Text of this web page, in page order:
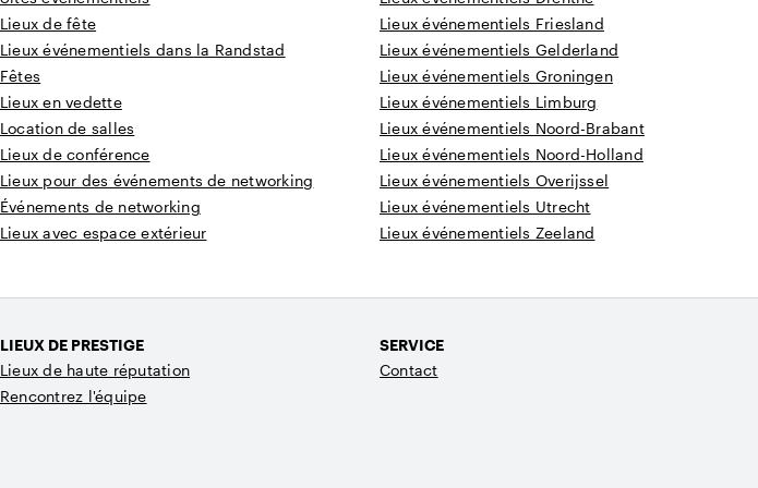
Lieux de fête
Lieux événementiels dans la Randstad
Fêtes
Lieux en vedette
Location de salles
Lieux de conférence
Lieux pour des événements de networking
Événements de networking
Lieux avec espace extérieur
Lieux événementiels Friesland
Lieux événementiels Gelderland
Lieux événementiels Groningen
Lieux événementiels Limburg
Lieux événementiels Noord-Brabant
Lieux événementiels Noord-Holland
Lieux événementiels Overijssel
Lieux événementiels Utrecht
Lieux événementiels Zeeland
LIEUX DE PRESTIGE
Lieux de haute réputation
Rencontrez l'équipe
SERVICE
Contact